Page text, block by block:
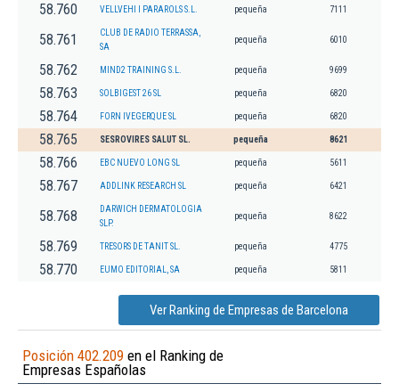
58.760 VELLVEHI I PARAROLS S.L. pequeña 7111
58.761
CLUB DE RADIO TERRASSA,
SA
pequeña 6010
58.762 MIND2 TRAINING S.L. pequeña 9699
58.763 SOLBIGEST 26 SL pequeña 6820
58.764 FORN IVEGERQUE SL pequeña 6820
58.765 SESROVIRES SALUT SL. pequeña 8621
58.766 EBC NUEVO LONG SL pequeña 5611
58.767 ADDLINK RESEARCH SL pequeña 6421
58.768
DARWICH DERMATOLOGIA
SLP.
pequeña 8622
58.769 TRESORS DE TANIT SL. pequeña 4775
58.770 EUMO EDITORIAL, SA pequeña 5811
Ver Ranking de Empresas de Barcelona
Posición 402.209 en el Ranking de
Empresas Españolas